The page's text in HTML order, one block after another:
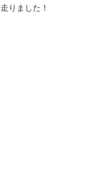
りました！